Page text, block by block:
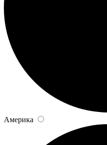
Америка